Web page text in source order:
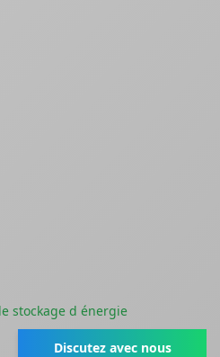
stockage d énergie
Discutez avec nous